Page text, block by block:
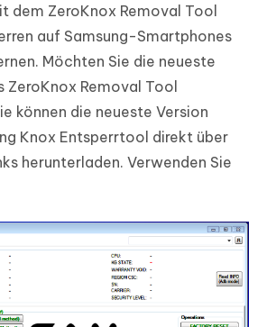
dem ZeroKnox Removal Tool
auf Samsung-Smartphones
Möchten Sie die neueste
ZeroKnox Removal Tool
können die neueste Version
Knox Entsperrtool direkt über
herunterladen. Verwenden Sie